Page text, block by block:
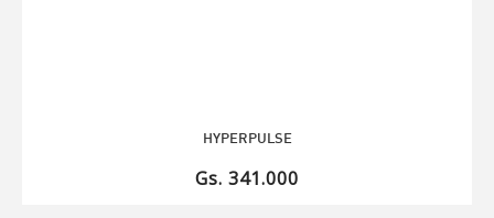
HYPERPULSE
Gs. 341.000